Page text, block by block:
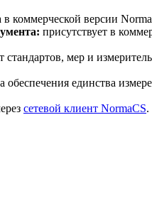
в коммерческой версии
присутствует в
стандартов, мер и
обеспечения единства
сетевой клиент NormaCS.